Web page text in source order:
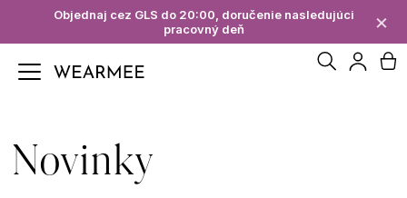
Objednaj cez GLS do 20:00, doručenie nasledujúci
pracovný deň
×
Hľadať
Novinky
k
Späť
Späť
o